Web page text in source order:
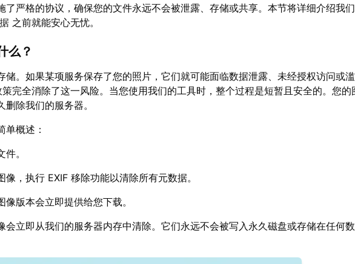
了严格的协议，确保您的文件永远不会被泄露、存储或共享。本节将详细介绍我
之前就能安心无忧。
么？
储。如果某项服务保存了您的照片，它们就可能面临数据泄露、未经授权访问或
策完全消除了这一风险。当您使用我们的工具时，整个过程是短暂且安全的。您的
除我们的服务器。
单概述：
。
像，执行 EXIF 移除功能以清除所有元数据。
像版本会立即提供给您下载。
会立即从我们的服务器内存中清除。它们永远不会被写入永久磁盘或存储在任何